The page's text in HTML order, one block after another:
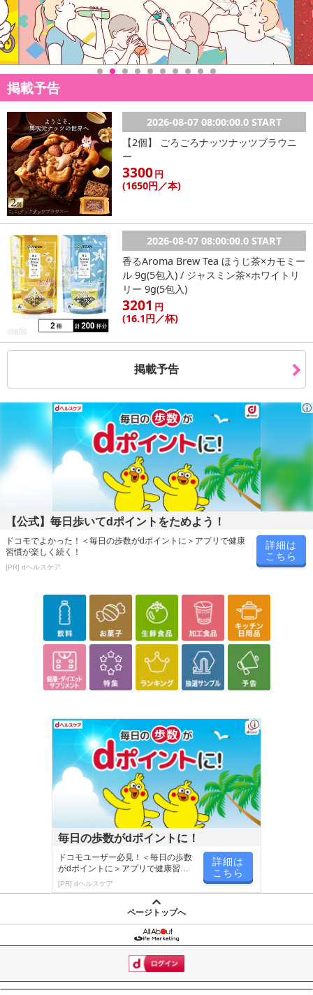
本商品は沖縄・離島へのお届けはできませんので、ご了承くださ
い。
【商品説明】
引っ掛け式LEDライトとサーキュレーターの融合。
トイレや脱衣所などの小さなお部屋に最適なサーキュライトです。
【商品仕様】
■電源：AC100V 50／60Hz
■消費電力：LEDライト部 (約)7W (強時)、 ファン部 (約)5W (風量最
■機能：LED3段階調節、調色3色(電球色・昼白色・昼光色)、風量3
段階調節
■光束：(約)810lm(ルーメン) (強時)
■外形寸法：(約)直径190mm × 155mm
■本体質量：(約)360g
■付属品：リモコン×1、リモコンケース×1、取り付け用ネジ×2、リ
モコン用コイン型リチウム電池(CR2025、お試し用)×1、取扱説明
書・保証書、マイナスドライバー
※お届け商品は【[調光調色/引掛けタイプ] ドウシシャ/サーキュラ
イト (風量3段階)/KSLH64CWH】となります。
注意事項
お申込みの際は 「商品情報」に記載されている「注意事項」を
必ずご確認ください。
【キャンセルについて】
にご納得いただきましたうえでお申し込みください。
※パッケージ変更や商品リニューアル(成分など含む)等により、参考
の掲載画像や画像内のバーコードなど、お届け商品と多少異なる場
合がございます。
また、[新たな加工食品の原料原産地表示制度]の経過措置期間の終
了により、商品詳細内に記載の原産国・原材料の表記が旧表記の場
合がございます。
あらかじめご了承いただいた上でお申込みください。なお、本理由
によるお申込み後のキャンセル・返品交換は対応いたしかねます。
【お支払いについて】
※送料はお試し費用に含まれております。
※お支払い方法は、電話料金合算払い、クレジットカード、dポイン
【発送・お届け・商品について】
掲載予告
2026-08-07 08:00:00.0 START
【2個】 ごろごろナッツナッツブラウニ
ー
3300円
(1650円 ／本)
2026-08-07 08:00:00.0 START
香るAroma Brew Tea ほうじ茶×カモミー
ル 9g(5包入) / ジャスミン茶×ホワイトリ
リー 9g(5包入)
3201 円
(16.1円／杯)
掲載予告
【公式】毎日歩いてdポイントをためよう！
ドコモでよかった！＜毎日の歩数がdポイントに＞アプリで健康
習慣が楽しく続く！
[PR] dヘルスケア
詳細は
こちら
毎日の歩数がdポイントに！
ドコモユーザー必見！＜毎日の歩数
がdポイントに＞アプリで健康習慣
が楽しく続く
[PR] dヘルスケア
詳細は
こちら
ページトップへ